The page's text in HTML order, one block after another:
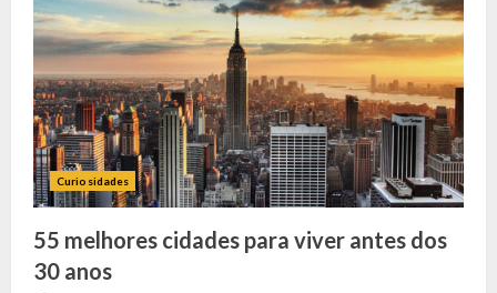
Curiosidades
55 melhores cidades para viver antes dos
30 anos